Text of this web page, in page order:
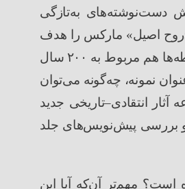
دستنوشتههای بهتازگی
روح اصیل» مارکس را هدف
ها هم مربوط به ۲۰۰ سال
نمونه، چهگونه می‌توان
انتقادی–تاریخی جدید
و بررسی پیشنویسهای جلد
است؟ مهمتر آنکه آیا این